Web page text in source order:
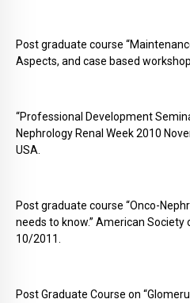
Post graduate course
Aspects, and case based
“Professional Development
Nephrology Renal Week 2010
USA.
Post graduate course “Onco-
needs to know.” American
10/2011.
Post Graduate Course on